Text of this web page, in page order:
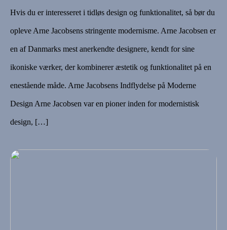
Hvis du er interesseret i tidløs design og funktionalitet, så bør du
opleve Arne Jacobsens stringente modernisme. Arne Jacobsen er
en af Danmarks mest anerkendte designere, kendt for sine
ikoniske værker, der kombinerer æstetik og funktionalitet på en
enestående måde. Arne Jacobsens Indflydelse på Moderne
Design Arne Jacobsen var en pioner inden for modernistisk
design, […]